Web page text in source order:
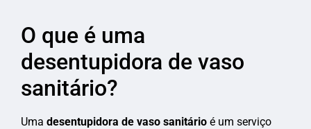
O que é uma
desentupidora de vaso
sanitário?
Uma desentupidora de vaso sanitário é um serviço